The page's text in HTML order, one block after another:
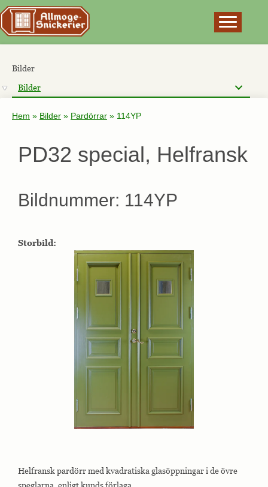
Bilder
Bilder
Hem » Bilder » Pardörrar » 114YP
PD32 special, Helfransk
Bildnummer: 114YP
Storbild:
Helfransk pardörr med kvadratiska glasöppningar i de övre
speglarna, enligt kunds förlaga.